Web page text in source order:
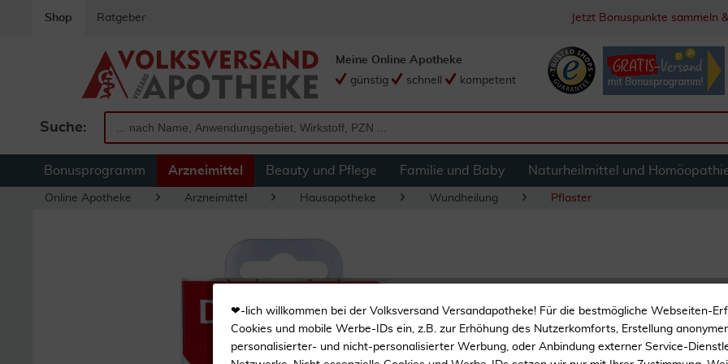
Shop Ratgeber Jetzt Bonuspunkte sammeln
Suche:
Meine Online Apotheke
günstig
schnell kompetent
Bonusprogramm Arzneimittel Beauty und Pflege Familie und Baby Naturheilmittel und
Online Apotheke Arzneimittel Hausapotheke Wundheilung Pflaster
Dracoplast
❤-lich willkommen bei der Volksversand Versandapotheke! Für die bestmögliche Webseiten-
Cookies und mobile Werbe-IDs ein, z.B. zur Erhöhung des Nutzerkomforts, Erstellung
personalisierter- und nicht-personalisierter Werbung, oder Anbindung externer Service-